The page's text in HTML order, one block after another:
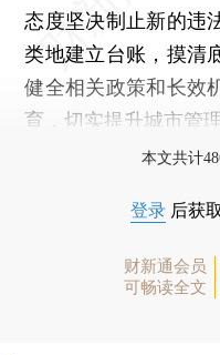
态度坚决制止新的违
类地建立台账，摸清
健全相关政策和长效
育，切实提升城市管理
本文共计
登录 后获
财新通会员
可畅读全文